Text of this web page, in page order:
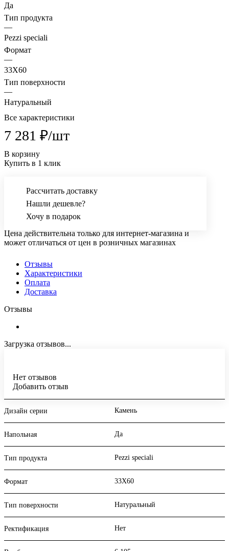
Да
Тип продукта
—
Pezzi speciali
Формат
—
33X60
Тип поверхности
—
Натуральный
Все характеристики
7 281 ₽/шт
В корзину
Купить в 1 клик
Рассчитать доставку
Нашли дешевле?
Хочу в подарок
Цена действительна только для интернет-магазина и
может отличаться от цен в розничных магазинах
Отзывы
Характеристики
Оплата
Доставка
Отзывы
Загрузка отзывов...
Нет отзывов
Добавить отзыв
Дизайн серии Камень
Напольная Да
Тип продукта Pezzi speciali
Формат 33X60
Тип поверхности Натуральный
Ректификация Нет